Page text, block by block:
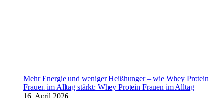
Mehr Energie und weniger Heißhunger – wie Whey Protein
Frauen im Alltag stärkt: Whey Protein Frauen im Alltag
16. April 2026